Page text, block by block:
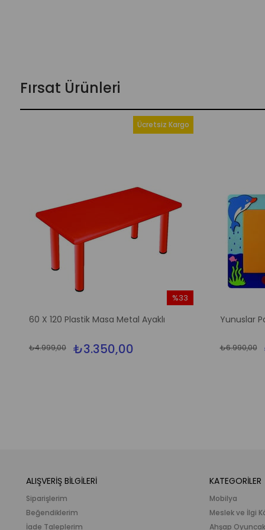
Fırsat Ürünleri
60 X 120 Plastik Masa Metal Ayaklı
₺3.350,00
₺4.999,00
%33
Ücretsiz Kargo
Yunuslar
₺6.990,00
ALIŞVERİŞ BİLGİLERİ
Siparişlerim
Beğendiklerim
İade Taleplerim
KATEGORİLER
Mobilya
Meslek ve İlgi
Ahşap Oyuncak